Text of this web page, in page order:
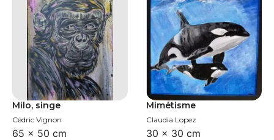
Milo, singe
Cédric Vignon
65 × 50 cm
Mimétisme
Claudia Lopez
30 × 30 cm